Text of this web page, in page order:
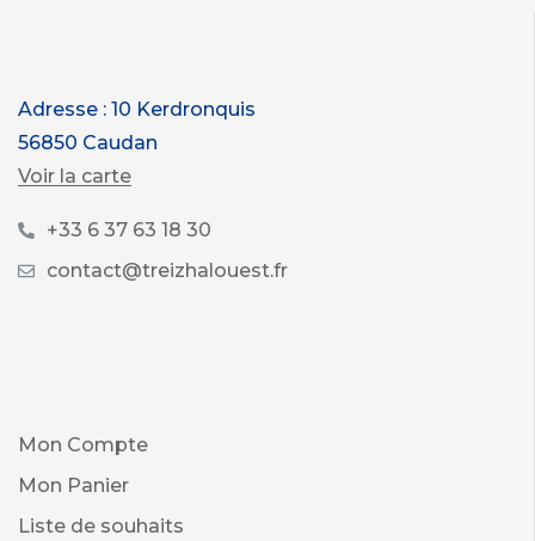
Adresse : 10 Kerdronquis
56850 Caudan
Voir la carte
+33 6 37 63 18 30
contact@treizhalouest.fr
Mon Compte
Mon Panier
Liste de souhaits